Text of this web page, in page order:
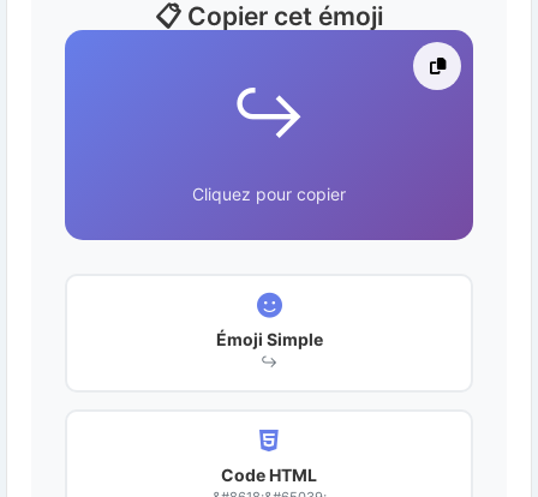
📋 Copier cet émoji
↪️
Cliquez pour copier
Émoji Simple
↪️
Code HTML